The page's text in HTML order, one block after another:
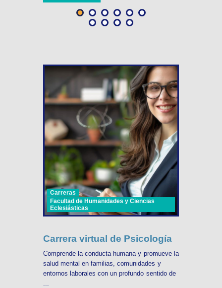
Carreras
Facultad de Humanidades y Ciencias
Eclesiásticas
Carrera virtual de Psicología
Comprende la conducta humana y promueve la
salud mental en familias, comunidades y
entornos laborales con un profundo sentido de
...